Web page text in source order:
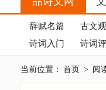
辞赋名篇 古文
诗词入门
诗词
当前位置： 首页 > 阅